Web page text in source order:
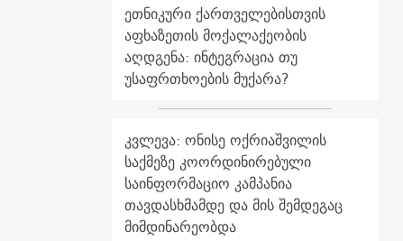
ეთნიკური ქართველებისთვის
აფხაზეთის მოქალაქეობის
აღდგენა: ინტეგრაცია თუ
უსაფრთხოების მუქარა?
კვლევა: ონისე ოქრიაშვილის
საქმეზე კოორდინირებული
საინფორმაციო კამპანია
თავდასხმამდე და მის შემდეგაც
მიმდინარეობდა